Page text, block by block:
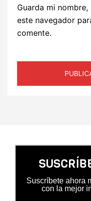
Guarda mi
este navegador
comente.
Suscríbete ahora
con la mejor